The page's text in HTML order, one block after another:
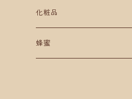
リキュール
ミード酒
化粧品
洗顔
蜂蜜